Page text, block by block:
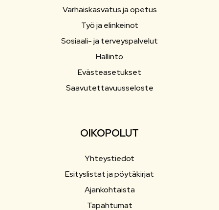
Varhaiskasvatus ja opetus
Työ ja elinkeinot
Sosiaali- ja terveyspalvelut
Hallinto
Evästeasetukset
Saavutettavuusseloste
OIKOPOLUT
Yhteystiedot
Esityslistat ja pöytäkirjat
Ajankohtaista
Tapahtumat